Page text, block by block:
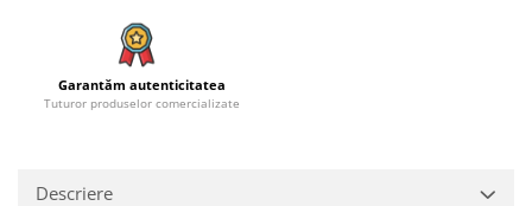
Garantăm autenticitatea
Tuturor produselor comercializate
Descriere